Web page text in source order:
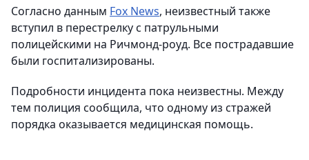
Согласно данным Fox News, неизвестный также
вступил в перестрелку с патрульными
полицейскими на Ричмонд-роуд. Все пострадавшие
были госпитализированы.
Подробности инцидента пока неизвестны. Между
тем полиция сообщила, что одному из стражей
порядка оказывается медицинская помощь.